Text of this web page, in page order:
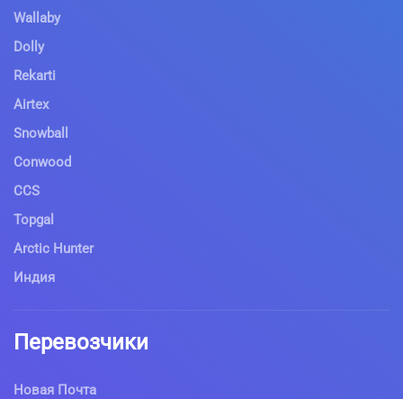
Wallaby
Dolly
Rekarti
Airtex
Snowball
Conwood
CCS
Topgal
Arctic Hunter
Индия
Перевозчики
Новая Почта